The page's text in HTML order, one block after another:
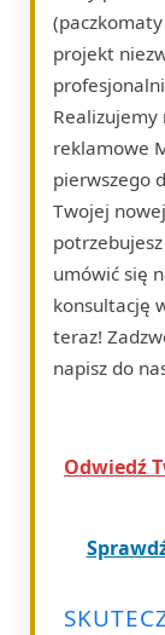
projekt
Realizujemy
reklamowe
pierwszego
Twojej
umówić się
konsultację
teraz!
napisz do
Odwiedź